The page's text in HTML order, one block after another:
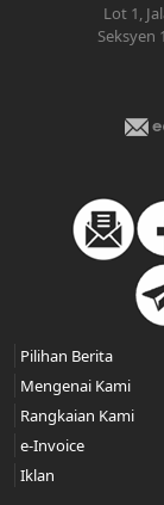
Lot 1,
Seksyen